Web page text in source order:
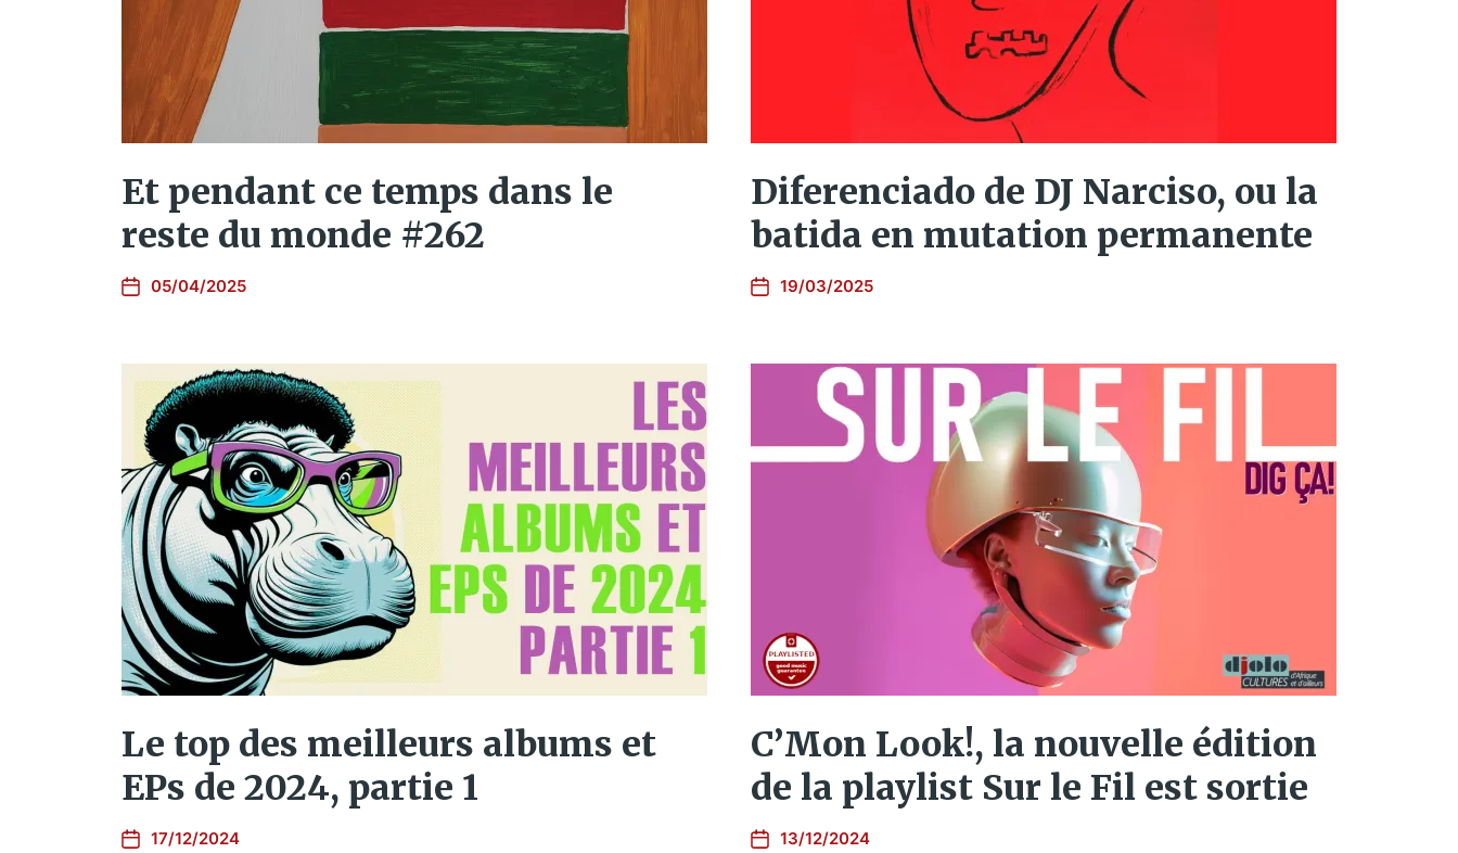
Et pendant ce temps dans le
reste du monde #262
05/04/2025
Diferenciado de DJ Narciso, ou la
batida en mutation permanente
19/03/2025
Le top des meilleurs albums et
EPs de 2024, partie 1
17/12/2024
C’Mon Look!, la nouvelle édition
de la playlist Sur le Fil est sortie
13/12/2024